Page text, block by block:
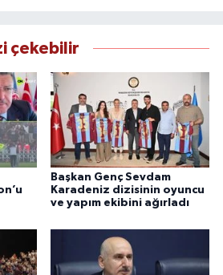
çekebilir
Başkan Genç Sevdam
Karadeniz dizisinin oyuncu
ve yapım ekibini ağırladı